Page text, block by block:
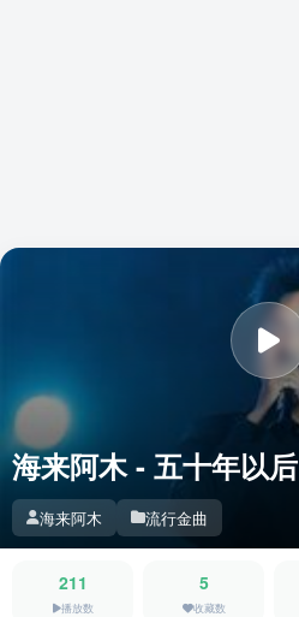
海来阿木 - 五十年以后
海来阿木 流行金曲
211
播放数
5
收藏数